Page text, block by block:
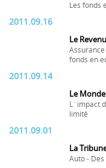
Les fonds
2011.09.16
Le Revenu
fonds en
2011.09.14
Le
L´impact
limité
2011.09.01
La
Auto -